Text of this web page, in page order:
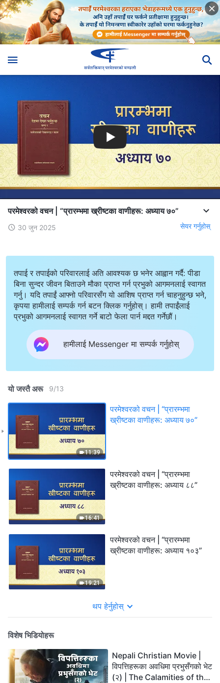
परमेश्‍वरको वचन | “प्रारम्‍भमा ख्रीष्‍टका वाणीहरू: अध्याय ७०”
30 जुन 2025 सेयर गर्नुहोस्
तपाई र तपाईको परिवारलाई अति आवश्यक छ भनेर आह्वान गर्दै: पीडा
बिना सुन्दर जीवन बिताउने मौका प्राप्त गर्न प्रभुको आगमनलाई स्वागत
गर्नु। यदि तपाईं आफ्नो परिवारसँग यो आशिष प्राप्त गर्न चाहनुहुन्छ भने,
कृपया हामीलाई सम्पर्क गर्न बटन क्लिक गर्नुहोस्। हामी तपाईंलाई
प्रभुको आगमनलाई स्वागत गर्ने बाटो फेला पार्न मद्दत गर्नेछौं।
हामीलाई Messenger मा सम्पर्क गर्नुहोस्
यो जस्तै अरू 9/13
11:39
परमेश्‍वरको वचन | “प्रारम्‍भमा
ख्रीष्‍टका वाणीहरू: अध्याय ७०”
16:41
परमेश्‍वरको वचन | “प्रारम्‍भमा
ख्रीष्‍टका वाणीहरू: अध्याय ८८”
19:21
परमेश्‍वरको वचन | “प्रारम्‍भमा
ख्रीष्‍टका वाणीहरू: अध्याय १०३”
थप हेर्नुहोस्
विशेष भिडियोहरू
Nepali Christian Movie |
विपत्तिहरूका अवधिमा प्रभुसँगको भेट
(२) | The Calamities of the